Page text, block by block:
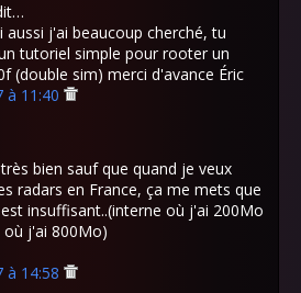
j'ai beaucoup cherché, tu
tutoriel simple pour rooter un
(double sim) merci d'avance Éric
à 11:40
bien sauf que quand je veux
radars en France, ça me mets que
insuffisant..(interne où j'ai 200Mo
j'ai 800Mo)
à 14:58